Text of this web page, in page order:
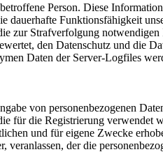
Person. Diese
Funktionsfähigkeit
zur Strafverfolgung
den Datenschutz und die
Daten der Server-Logfiles
von personenbezogenen
für die Registrierung verwendet
und für eigene Zwecke
der die